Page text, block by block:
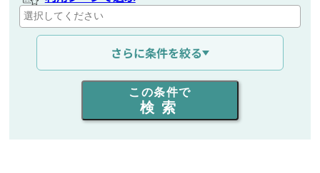
通信距離を選ぶ
出力を選ぶ
同時通話人数を選ぶ
さらに条件を絞る
この条件で
検索